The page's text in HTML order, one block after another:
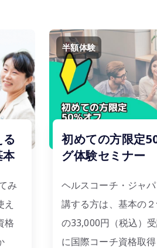
本
み
格
半額体験
初めての方限定
グ体験セミナー
ヘルスコーチ・ジャ
講する方は、基本の
の33,000円（税込）
に国際コーチ資格取